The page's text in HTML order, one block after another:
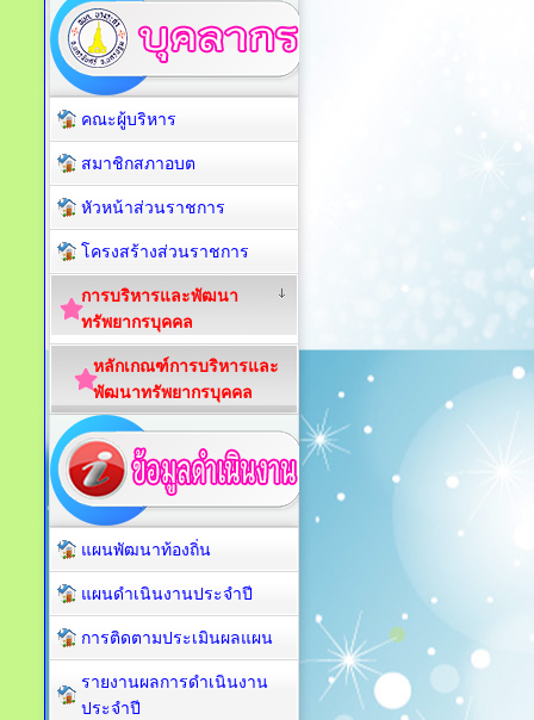
คณะผู้บริหาร
สมาชิกสภาอบต
หัวหน้าส่วนราชการ
โครงสร้างส่วนราชการ
การบริหารและพัฒนา
ทรัพยากรบุคคล
หลักเกณฑ์การบริหารและ
พัฒนาทรัพยากรบุคคล
แผนพัฒนาท้องถิ่น
แผนดำเนินงานประจำปี
การติดตามประเมินผลแผน
รายงานผลการดำเนินงาน
ประจำปี